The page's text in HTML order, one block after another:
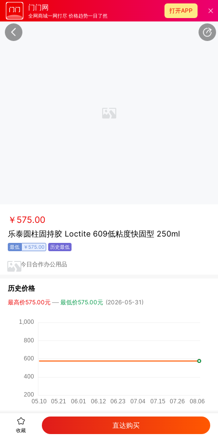
门门网
全网商城一网打尽 价格趋势一目了然
打开APP
￥575.00
乐泰圆柱固持胶 Loctite 609低粘度快固型 250ml
￥575.00
今日合作办公用品
历史价格
最高价575.00元 最低价575.00元 (2026-05-31)
详细参数
收藏
直达购买